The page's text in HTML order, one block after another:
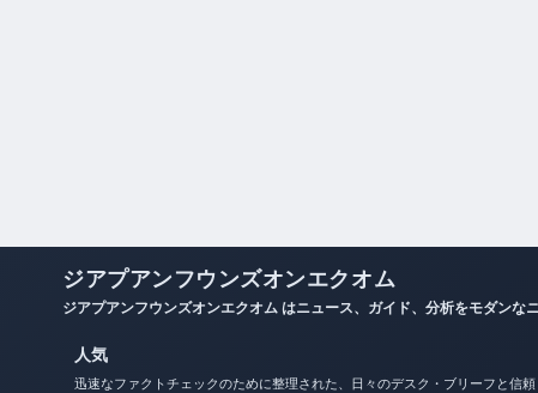
ジアプアンフウンズオンエクオム
ジアプアンフウンズオンエクオム はニュース、ガイド、分析をモダンな